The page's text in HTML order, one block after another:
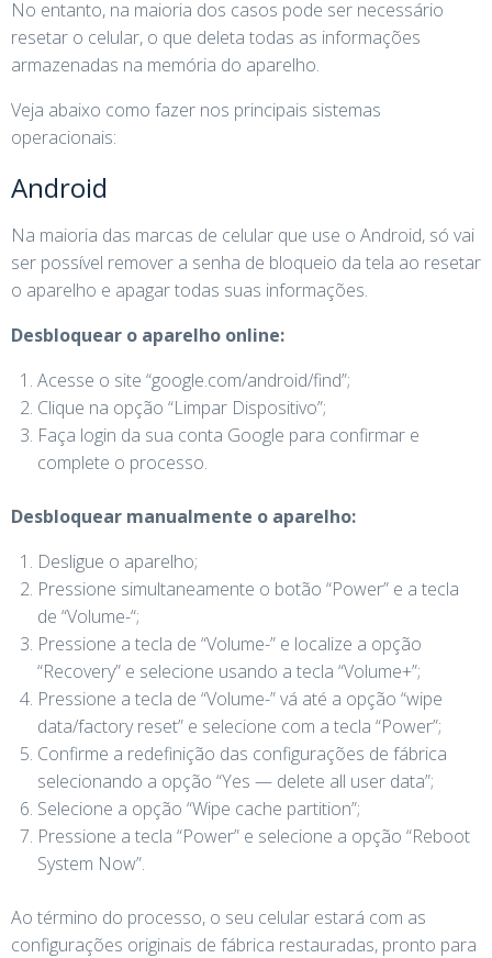
No entanto, na maioria dos casos pode ser necessário
resetar o celular, o que deleta todas as informações
armazenadas na memória do aparelho.
Veja abaixo como fazer nos principais sistemas
operacionais:
Android
Na maioria das marcas de celular que use o Android, só vai
ser possível remover a senha de bloqueio da tela ao resetar
o aparelho e apagar todas suas informações.
Desbloquear o aparelho online:
Acesse o site “google.com/android/find”;
Clique na opção “Limpar Dispositivo”;
Faça login da sua conta Google para confirmar e
complete o processo.
Desbloquear manualmente o aparelho:
Desligue o aparelho;
Pressione simultaneamente o botão “Power” e a tecla
de “Volume-“;
Pressione a tecla de “Volume-” e localize a opção
“Recovery” e selecione usando a tecla “Volume+”;
Pressione a tecla de “Volume-” vá até a opção “wipe
data/factory reset” e selecione com a tecla “Power”;
Confirme a redefinição das configurações de fábrica
selecionando a opção “Yes — delete all user data”;
Selecione a opção “Wipe cache partition”;
Pressione a tecla “Power” e selecione a opção “Reboot
System Now”.
Ao término do processo, o seu celular estará com as
configurações originais de fábrica restauradas, pronto para